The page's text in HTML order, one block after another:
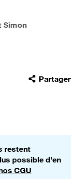
Simon
Partager
restent
possible d'en
CGU